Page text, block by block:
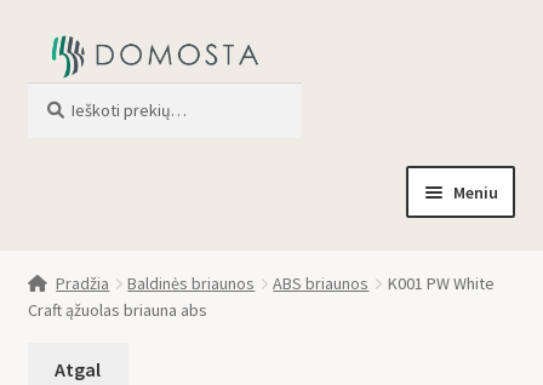
Meniu
Parduotuvė
Apie mus
Pradžia Baldinės briaunos ABS briaunos
K001 PW White
Craft ąžuolas briauna abs